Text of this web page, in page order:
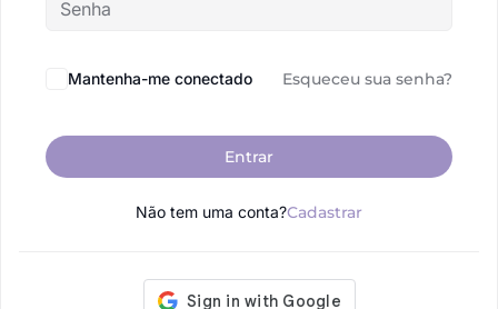
Mantenha-me conectado Esqueceu sua senha?
Entrar
Não tem uma conta?Cadastrar